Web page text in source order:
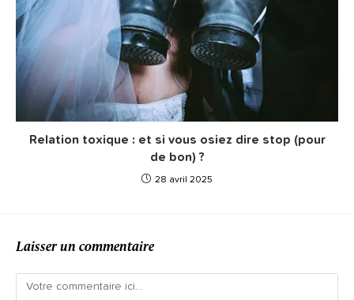
Relation toxique : et si vous osiez dire stop (pour
de bon) ?
28 avril 2025
Laisser un commentaire